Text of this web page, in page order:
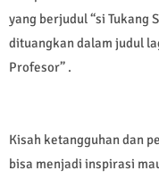
yang berjudul “si Tukang
dituangkan dalam judul
Profesor” .
Kisah ketangguhan dan
bisa menjadi inspirasi